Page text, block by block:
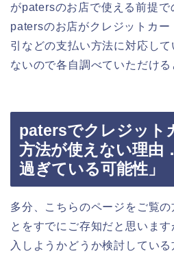
がpatersのお店で使える前提で
patersのお店がクレジットカ
引などの支払い方法に対応し
ないので各自調べていただける
patersでクレジット
方法が使えない理由
過ぎている可能性」
多分、こちらのページをご覧
とをすでにご存知だと思いま
入しようかどうか検討してい